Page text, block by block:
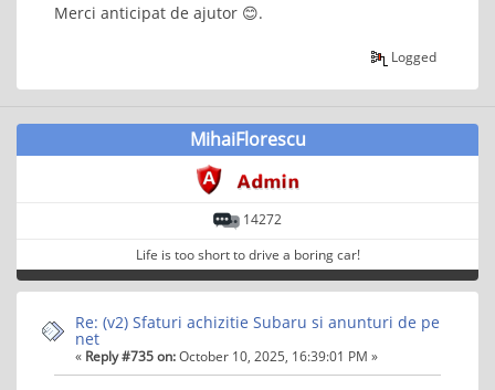
Merci anticipat de ajutor 😊.
Logged
MihaiFlorescu
14272
Life is too short to drive a boring car!
Re: (v2) Sfaturi achizitie Subaru si anunturi de pe
net
« Reply #735 on:October 10, 2025, 16:39:01 PM »